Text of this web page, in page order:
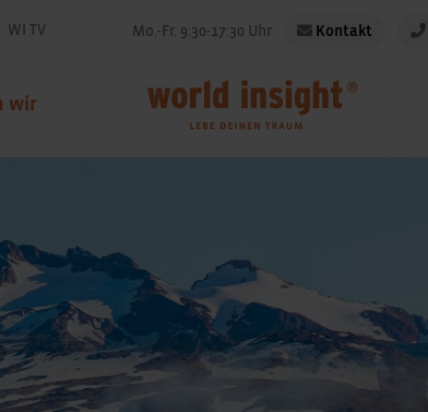
WI TV Mo.-Fr. 9:30-17:30 Uhr Kontakt
wir